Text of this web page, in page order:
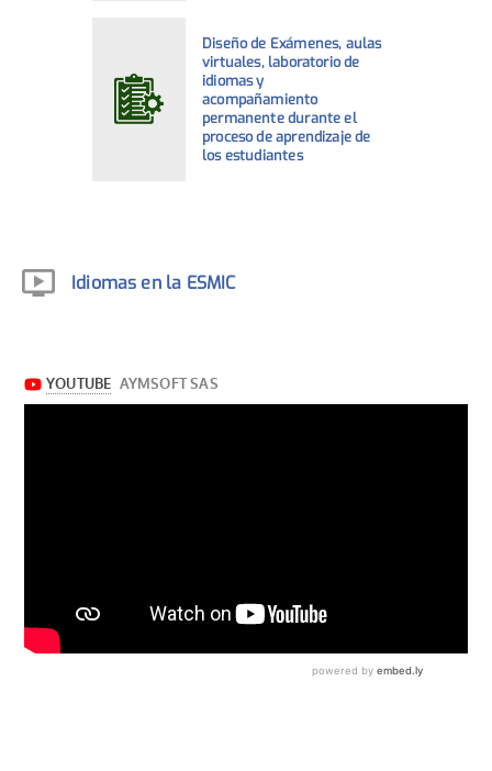
Diseño de Exámenes, aulas
virtuales, laboratorio de
idiomas y
acompañamiento
permanente durante el
proceso de aprendizaje de
los estudiantes
Idiomas en la ESMIC